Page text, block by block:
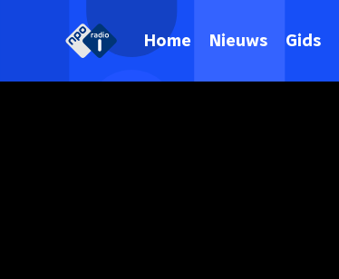
Home Nieuws Gids